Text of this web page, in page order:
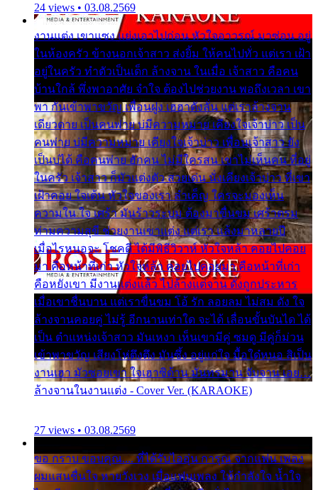
24 views • 03.08.2569
งานแต่ง เขาแซง แย่งเอาไปก่อน หัวใจอาวรณ์ มาซ่อน อยู่
ในห้องครัว ข้างนอกเจ้าสาว ส่งยิ้ม ให้คนไปทั่ว แต่เรา เฝ้า
อยู่ในครัว ทำตัวเป็นเด็ก ล้างจาน ในเมื่อ เจ้าสาว คือคน
บ้านใกล้ พึ่งพาอาศัย จำใจ ต้องไปช่วยงาน พอถึงเวลา เขา
พา กันเข้าพาขวัญ เพื่อนฝูง เฮฮาดังลั่น แต่เราล้างจาน
เดียวดาย เป็นคนพ่าย บ่มีความหมาย เคียงใจเจ้าบ่าว เป็น
คนพ่าย บ่มีความหมาย เคียงใจเจ้าบ่าว เพื่อนเจ้าสาว ยัง
เป็นบ่ได้ คือคนพ่าย ฮักคน ไม่มีใครสน เขาไม่เห็นคน ที่อยู่
ในครัว เจ้าสาว ก็มัวแต่งตัว สวยเด่น นั่งเคียงเจ้าบ่าว ที่เขา
เฝ้าคอย ใจเต้น หัวใจของเรา ลำเค็ญ ใครจะมองเห็น
ความใน ใจ เศร้า มันร้าวระบม ต้องมาขื่นขม เศร้าตรม
ท่ามความสุขี ช่วยงานเขาแต่ง แต่เรา แล้งมาหลายปี
เมื่อไรหนอจะ โชคดี ได้มีพิธีวิวาห์ หัวใจหล้า คอยไปคอย
มา คือหน้าที่เก่า หัวใจหล้า คอยไปคอยมา คือหน้าที่เก่า
คือหยังเขา มีงานแต่งแล้ว ไปล้างแต่จาน ดั่งถูกประหาร
เมื่อเขาชื่นบาน แต่เราขื่นขม โอ้ รัก ลอยลม ไม่สม ดัง ใจ
ล้างจานคอยคู่ ไม่รู้ อีกนานเท่าใด จะได้ เลื่อนขั้นบันได ได้
เป็น ตำแหน่งเจ้าสาว มันเหงา เห็นเขามีคู่ ซมดู มีคู่ก็ม่วน
เข้าพาขวัญ เสียงโห่ตึงตึง มันซึ้ง อยู่แก่ใจ มื้อใด๋หนอ สิเป็น
งานเฮา มัวซอยเขา ใจเฮาซิด้าน มันทรมาน จับจาน เอย…
ล้างจานในงานแต่ง - Cover Ver. (KARAOKE)
27 views • 03.08.2569
ขอ กราบ ขอบคุณ.... ที่ได้รับไออุ่น การุณ จากแฟน เพลง
ผมแสนชื่นใจ หายวังเวง เมื่อแฟนเพลง ให้กำลังใจ น้ำใจ